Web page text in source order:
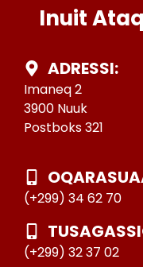
Inuit
ADRESSI:
Imaneq 2
3900 Nuuk
Postboks 321
(+299) 34 62 70
(+299) 32 37 02